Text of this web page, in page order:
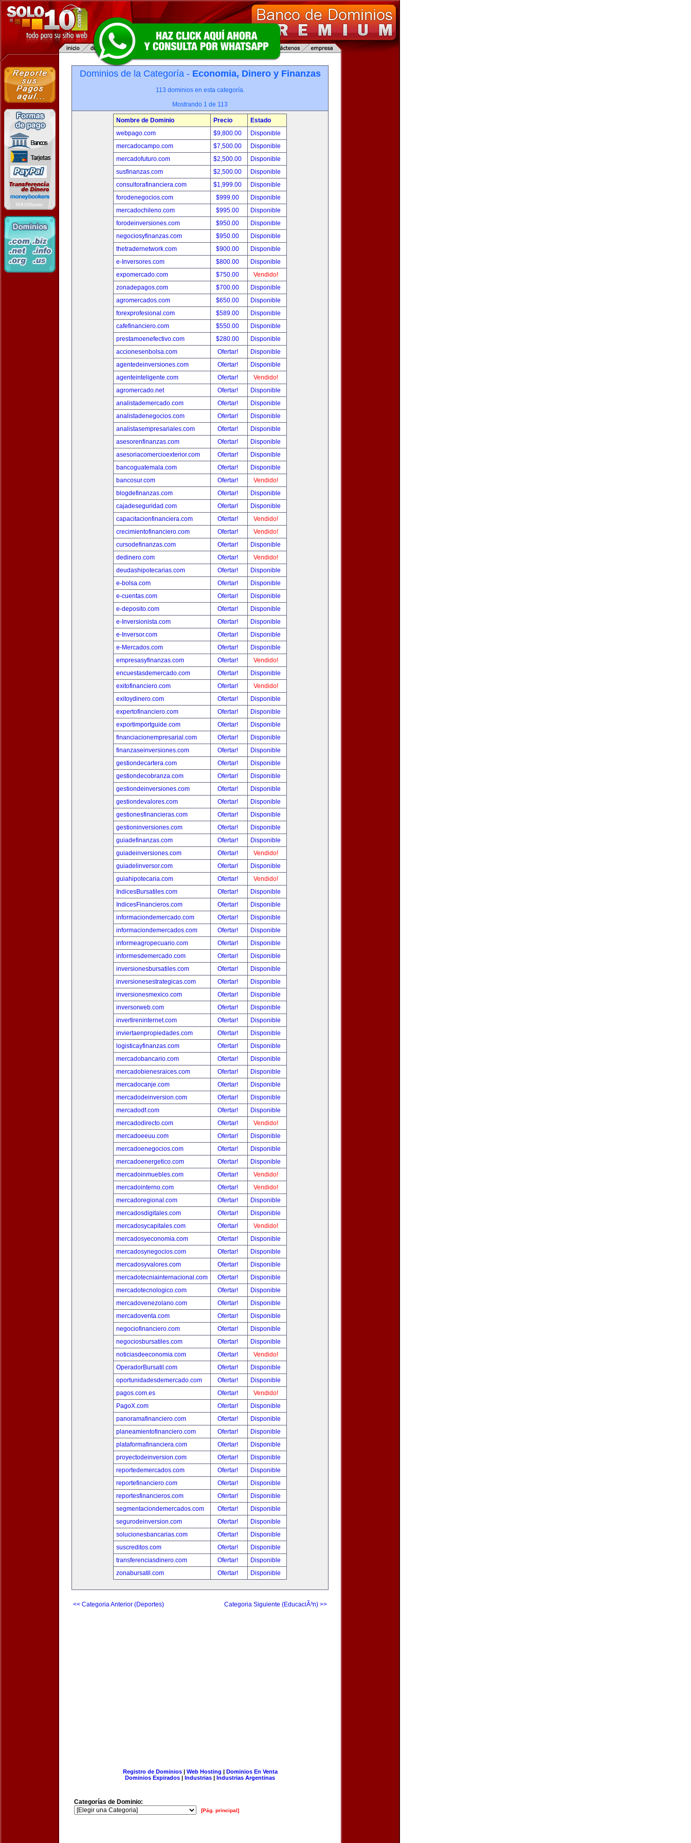
Dominios de la Categoría - Economia, Dinero y Finanzas
113 dominios en esta categoría.
Mostrando 1 de 113
Nombre de Dominio Precio
Estado
webpago.com
$9,800.00
Disponible
mercadocampo.com
$7,500.00
Disponible
mercadofuturo.com
$2,500.00
Disponible
susfinanzas.com
$2,500.00
Disponible
consultorafinanciera.com
$1,999.00
Disponible
forodenegocios.com
$999.00
Disponible
mercadochileno.com
$995.00
Disponible
forodeinversiones.com
$950.00
Disponible
negociosyfinanzas.com
$950.00
Disponible
thetradernetwork.com
$900.00
Disponible
e-Inversores.com
$800.00
Disponible
expomercado.com
$750.00
Vendido!
zonadepagos.com
$700.00
Disponible
agromercados.com
$650.00
Disponible
forexprofesional.com
$589.00
Disponible
cafefinanciero.com
$550.00
Disponible
prestamoenefectivo.com
$280.00
Disponible
accionesenbolsa.com
Ofertar!
Disponible
agentedeinversiones.com
Ofertar!
Disponible
agenteinteligente.com
Ofertar!
Vendido!
agromercado.net
Ofertar!
Disponible
analistademercado.com
Ofertar!
Disponible
analistadenegocios.com
Ofertar!
Disponible
analistasempresariales.com
Ofertar!
Disponible
asesorenfinanzas.com
Ofertar!
Disponible
asesoriacomercioexterior.com
Ofertar!
Disponible
bancoguatemala.com
Ofertar!
Disponible
bancosur.com
Ofertar!
Vendido!
blogdefinanzas.com
Ofertar!
Disponible
cajadeseguridad.com
Ofertar!
Disponible
capacitacionfinanciera.com
Ofertar!
Vendido!
crecimientofinanciero.com
Ofertar!
Vendido!
cursodefinanzas.com
Ofertar!
Disponible
dedinero.com
Ofertar!
Vendido!
deudashipotecarias.com
Ofertar!
Disponible
e-bolsa.com
Ofertar!
Disponible
e-cuentas.com
Ofertar!
Disponible
e-deposito.com
Ofertar!
Disponible
e-Inversionista.com
Ofertar!
Disponible
e-Inversor.com
Ofertar!
Disponible
e-Mercados.com
Ofertar!
Disponible
empresasyfinanzas.com
Ofertar!
Vendido!
encuestasdemercado.com
Ofertar!
Disponible
exitofinanciero.com
Ofertar!
Vendido!
exitoydinero.com
Ofertar!
Disponible
expertofinanciero.com
Ofertar!
Disponible
exportimportguide.com
Ofertar!
Disponible
financiacionempresarial.com
Ofertar!
Disponible
finanzaseinversiones.com
Ofertar!
Disponible
gestiondecartera.com
Ofertar!
Disponible
gestiondecobranza.com
Ofertar!
Disponible
gestiondeinversiones.com
Ofertar!
Disponible
gestiondevalores.com
Ofertar!
Disponible
gestionesfinancieras.com
Ofertar!
Disponible
gestioninversiones.com
Ofertar!
Disponible
guiadefinanzas.com
Ofertar!
Disponible
guiadeinversiones.com
Ofertar!
Vendido!
guiadelinversor.com
Ofertar!
Disponible
guiahipotecaria.com
Ofertar!
Vendido!
IndicesBursatiles.com
Ofertar!
Disponible
IndicesFinancieros.com
Ofertar!
Disponible
informaciondemercado.com
Ofertar!
Disponible
informaciondemercados.com
Ofertar!
Disponible
informeagropecuario.com
Ofertar!
Disponible
informesdemercado.com
Ofertar!
Disponible
inversionesbursatiles.com
Ofertar!
Disponible
inversionesestrategicas.com
Ofertar!
Disponible
inversionesmexico.com
Ofertar!
Disponible
inversorweb.com
Ofertar!
Disponible
invertireninternet.com
Ofertar!
Disponible
inviertaenpropiedades.com
Ofertar!
Disponible
logisticayfinanzas.com
Ofertar!
Disponible
mercadobancario.com
Ofertar!
Disponible
mercadobienesraices.com
Ofertar!
Disponible
mercadocanje.com
Ofertar!
Disponible
mercadodeinversion.com
Ofertar!
Disponible
mercadodf.com
Ofertar!
Disponible
mercadodirecto.com
Ofertar!
Vendido!
mercadoeeuu.com
Ofertar!
Disponible
mercadoenegocios.com
Ofertar!
Disponible
mercadoenergetico.com
Ofertar!
Disponible
mercadoinmuebles.com
Ofertar!
Vendido!
mercadointerno.com
Ofertar!
Vendido!
mercadoregional.com
Ofertar!
Disponible
mercadosdigitales.com
Ofertar!
Disponible
mercadosycapitales.com
Ofertar!
Vendido!
mercadosyeconomia.com
Ofertar!
Disponible
mercadosynegocios.com
Ofertar!
Disponible
mercadosyvalores.com
Ofertar!
Disponible
mercadotecniainternacional.com
Ofertar!
Disponible
mercadotecnologico.com
Ofertar!
Disponible
mercadovenezolano.com
Ofertar!
Disponible
mercadoventa.com
Ofertar!
Disponible
negociofinanciero.com
Ofertar!
Disponible
negociosbursatiles.com
Ofertar!
Disponible
noticiasdeeconomia.com
Ofertar!
Vendido!
OperadorBursatil.com
Ofertar!
Disponible
oportunidadesdemercado.com
Ofertar!
Disponible
pagos.com.es
Ofertar!
Vendido!
PagoX.com
Ofertar!
Disponible
panoramafinanciero.com
Ofertar!
Disponible
planeamientofinanciero.com
Ofertar!
Disponible
plataformafinanciera.com
Ofertar!
Disponible
proyectodeinversion.com
Ofertar!
Disponible
reportedemercados.com
Ofertar!
Disponible
reportefinanciero.com
Ofertar!
Disponible
reportesfinancieros.com
Ofertar!
Disponible
segmentaciondemercados.com
Ofertar!
Disponible
segurodeinversion.com
Ofertar!
Disponible
solucionesbancarias.com
Ofertar!
Disponible
suscreditos.com
Ofertar!
Disponible
transferenciasdinero.com
Ofertar!
Disponible
zonabursatil.com
Ofertar! Disponible
<< Categoria Anterior (Deportes) Categoria Siguiente (EducaciÃ³n) >>
Registro de Dominios| Web Hosting | Dominios En Venta
Dominios Expirados | Industrias | Industrias Argentinas
Categorías de Dominio:
[Pág. principal]